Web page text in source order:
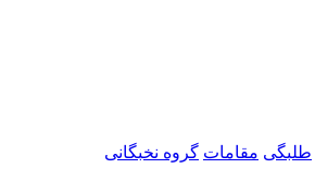
طلبگی مقامات گروه نخبگانی